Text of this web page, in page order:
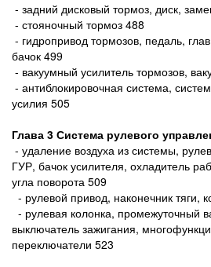
- задний дисковый тормоз, диск,
- стояночный тормоз 488
- гидропривод тормозов, педаль,
бачок 499
- вакуумный усилитель тормозов,
- антиблокировочная система,
усилия 505
Глава 3 Система рулевого
- удаление воздуха из системы,
ГУР, бачок усилителя, охладитель
угла поворота 509
- рулевой привод, наконечник тяги,
- рулевая колонка, промежуточный
выключатель зажигания,
переключатели 523